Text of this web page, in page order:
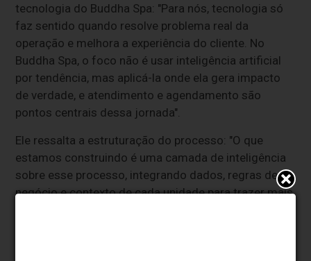
tecnologia do Buddha Spa: "Para nós, tecnologia só
faz sentido quando resolve problema real da
operação e melhora a experiência do cliente. No
Buddha Spa, o foco não é usar inteligência artificial
por tendência, mas aplicá-la onde ela gera impacto
de verdade, e atendimento e agendamento são
pontos centrais dessa jornada".
Ele ressalta a estruturação do processo: "O que
estamos construindo é uma camada de inteligência
sobre esse processo, integrando dados, regras de
negócio e contexto de cada unidade para trazer mais